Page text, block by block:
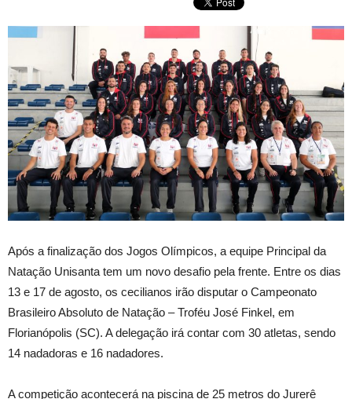
Após a finalização dos Jogos Olímpicos, a equipe Principal da
Natação Unisanta tem um novo desafio pela frente. Entre os dias
13 e 17 de agosto, os cecilianos irão disputar o Campeonato
Brasileiro Absoluto de Natação – Troféu José Finkel, em
Florianópolis (SC). A delegação irá contar com 30 atletas, sendo
14 nadadoras e 16 nadadores.
A competição acontecerá na piscina de 25 metros do Jurerê